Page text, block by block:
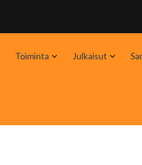
Toiminta AvaaJulkaisut Avaa